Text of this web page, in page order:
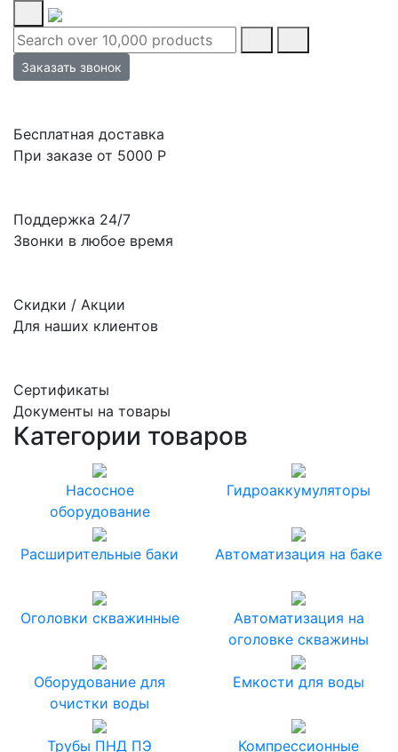
Заказать звонок
Бесплатная доставка
При заказе от 5000 Р
Поддержка 24/7
Звонки в любое время
Скидки / Акции
Для наших клиентов
Сертификаты
Документы на товары
Категории товаров
Насосное
оборудование
Гидроаккумуляторы
Расширительные баки Автоматизация на баке
Оголовки скважинные
Автоматизация на
оголовке скважины
Оборудование для
очистки воды
Емкости для воды
Трубы ПНД ПЭ
Компрессионные